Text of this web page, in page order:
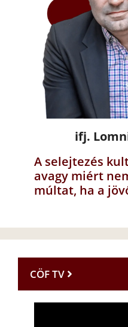
ifj.
A selejtezés
avagy miért
múltat, ha a
CÖF TV